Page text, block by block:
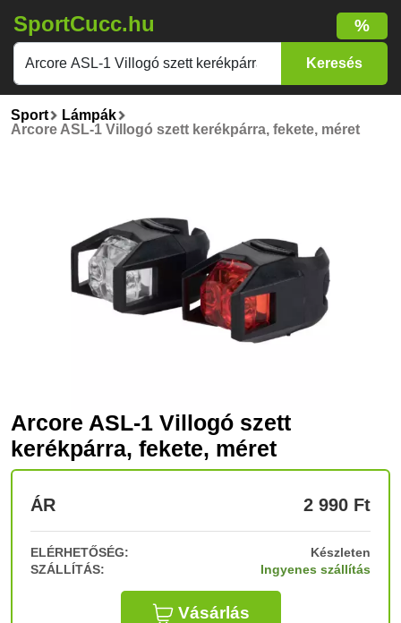
SportCucc.hu %
Sport
Lámpák
Arcore ASL-1 Villogó szett kerékpárra, fekete, méret
Arcore ASL-1 Villogó szett
kerékpárra, fekete, méret
ÁR 2 990 Ft
ELÉRHETŐSÉG:
Készleten
SZÁLLÍTÁS:
Ingyenes szállítás
Vásárlás